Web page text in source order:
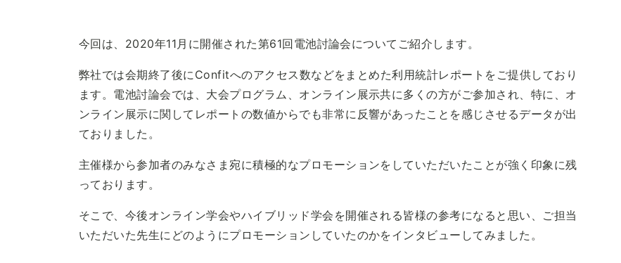
今回は、2020年11月に開催された第61回電池討論会についてご紹介します。
弊社では会期終了後にConfitへのアクセス数などをまとめた利用統計レポートをご提供しており
ます。電池討論会では、大会プログラム、オンライン展示共に多くの方がご参加され、特に、オ
ンライン展示に関してレポートの数値からでも非常に反響があったことを感じさせるデータが出
ておりました。
主催様から参加者のみなさま宛に積極的なプロモーションをしていただいたことが強く印象に残
っております。
そこで、今後オンライン学会やハイブリッド学会を開催される皆様の参考になると思い、ご担当
いただいた先生にどのようにプロモーションしていたのかをインタビューしてみました。